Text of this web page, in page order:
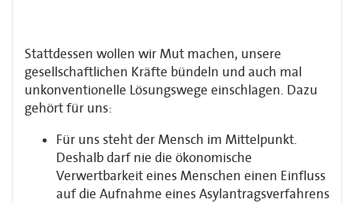
Stattdessen wollen wir Mut machen, unsere
gesellschaftlichen Kräfte bündeln und auch mal
unkonventionelle Lösungswege einschlagen. Dazu
gehört für uns:
Für uns steht der Mensch im Mittelpunkt.
Deshalb darf nie die ökonomische
Verwertbarkeit eines Menschen einen Einfluss
auf die Aufnahme eines Asylantragsverfahrens